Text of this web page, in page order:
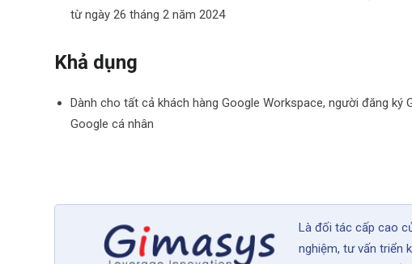
từ ngày 26 tháng 2 năm 2024
Khả dụng
Dành cho tất cả khách hàng Google Workspace, người đăng
Google cá nhân
Là đối tác cấp cao
nghiệm, tư vấn triển